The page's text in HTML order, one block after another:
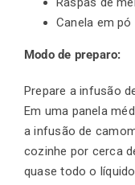
Canela em
Modo de preparo:
Prepare a infusão
Em uma panela
a infusão de
cozinhe por cerca
quase todo o